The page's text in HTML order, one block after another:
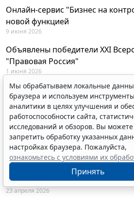
Онлайн-сервис "Бизнес на
новой функцией
9 июня 2026
Объявлены победители XXI
"Правовая Россия"
1 июня 2026
29 мая будут объявлены лауреаты
Всероссийского конкурса
27 мая 2026
AI-ассистент Искра теперь
техническую документацию
28 апреля 2026
"ГАРАНТ Электронный
вебинар по работе с AI-
23 апреля 2026
Мы обрабатываем локальные
браузера и используем инструменты
аналитики в целях улучшения и
работоспособности сайта,
исследований и обзоров. Вы можете
запретить обработку указанных
настройках браузера. Пожалуйста,
ознакомьтесь с условиями их
Принять